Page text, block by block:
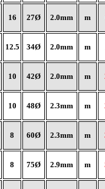
16 27Ø 2.0mm m
12.5 34Ø 2.0mm m
10 42Ø 2.0mm m
10 48Ø 2.3mm m
8 60Ø 2.3mm m
8 75Ø 2.9mm m